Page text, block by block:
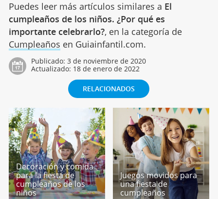
Puedes leer más artículos similares a El
cumpleaños de los niños. ¿Por qué es
importante celebrarlo?, en la categoría de
Cumpleaños en Guiainfantil.com.
Publicado: 3 de noviembre de 2020
Actualizado: 18 de enero de 2022
RELACIONADOS
Decoración y comida
para la fiesta de
cumpleaños de los
niños
Juegos movidos para
una fiesta de
cumpleaños